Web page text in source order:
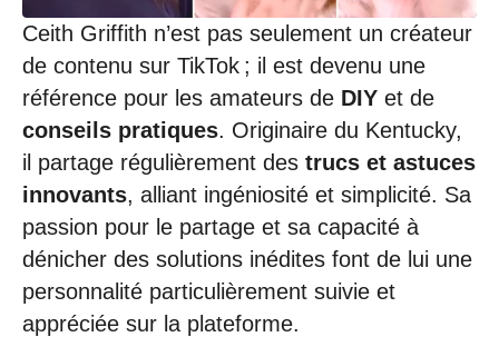
Ceith Griffith n’est pas seulement un créateur
de contenu sur TikTok ; il est devenu une
référence pour les amateurs de DIY et de
conseils pratiques. Originaire du Kentucky,
il partage régulièrement des trucs et astuces
innovants, alliant ingéniosité et simplicité. Sa
passion pour le partage et sa capacité à
dénicher des solutions inédites font de lui une
personnalité particulièrement suivie et
appréciée sur la plateforme.